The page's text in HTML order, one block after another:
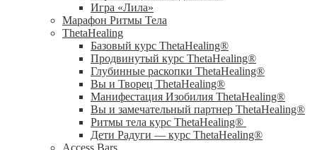
Игра «Лила»
Марафон Ритмы Тела
ThetaHealing
Базовый курс ThetaHealing®
Продвинутый курс ThetaHealing®
Глубинные раскопки ThetaHealing®
Вы и Творец ThetaHealing®
Манифестация Изобилия ThetaHealing®
Вы и замечательный партнер ThetaHealing®
Ритмы тела курс ThetaHealing®
Дети Радуги — курс ThetaHealing®
Access Bars